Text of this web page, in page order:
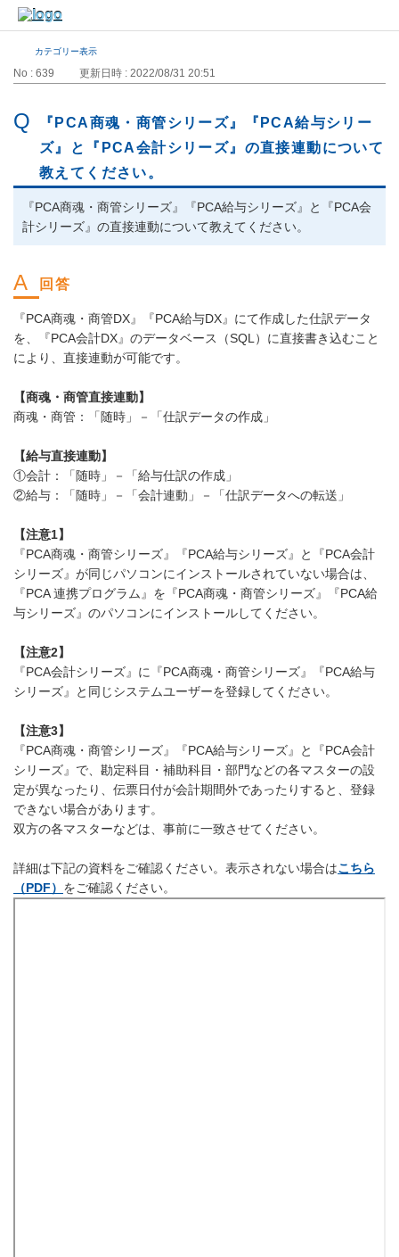
カテゴリー表示
No : 639 更新日時 : 2022/08/31 20:51
『PCA商魂・商管シリーズ』『PCA給与シリー
ズ』と『PCA会計シリーズ』の直接連動について
教えてください。
『PCA商魂・商管シリーズ』『PCA給与シリーズ』と『PCA会
計シリーズ』の直接連動について教えてください。
『PCA商魂・商管DX』『PCA給与DX』にて作成した仕訳データ
を、『PCA会計DX』のデータベース（SQL）に直接書き込むこと
により、直接連動が可能です。
【商魂・商管直接連動】
商魂・商管：「随時」－「仕訳データの作成」
【給与直接連動】
①会計：「随時」－「給与仕訳の作成」
②給与：「随時」－「会計連動」－「仕訳データへの転送」
【注意1】
『PCA商魂・商管シリーズ』『PCA給与シリーズ』と『PCA会計
シリーズ』が同じパソコンにインストールされていない場合は、
『PCA 連携プログラム』を『PCA商魂・商管シリーズ』『PCA給
与シリーズ』のパソコンにインストールしてください。
【注意2】
『PCA会計シリーズ』に『PCA商魂・商管シリーズ』『PCA給与
シリーズ』と同じシステムユーザーを登録してください。
【注意3】
『PCA商魂・商管シリーズ』『PCA給与シリーズ』と『PCA会計
シリーズ』で、勘定科目・補助科目・部門などの各マスターの設
定が異なったり、伝票日付が会計期間外であったりすると、登録
できない場合があります。
双方の各マスターなどは、事前に一致させてください。
詳細は下記の資料をご確認ください。表示されない場合はこちら
（PDF） をご確認ください。